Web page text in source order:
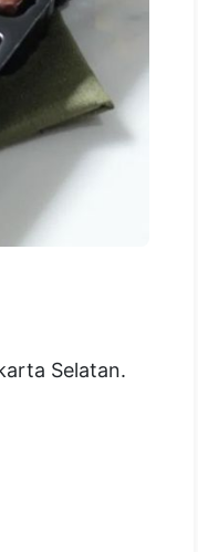
Selatan.